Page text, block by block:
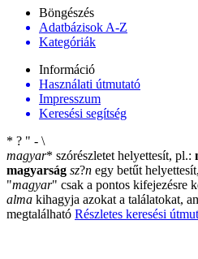
Böngészés
Adatbázisok A-Z
Kategóriák
Információ
Használati útmutató
Impresszum
Keresési segítség
* ? " - \
magyar* szórészletet helyettesít, pl.:
magyarság sz?n egy betűt
"magyar" csak a pontos kifejezésre
alma kihagyja azokat a találatokat,
megtalálható Részletes keresési